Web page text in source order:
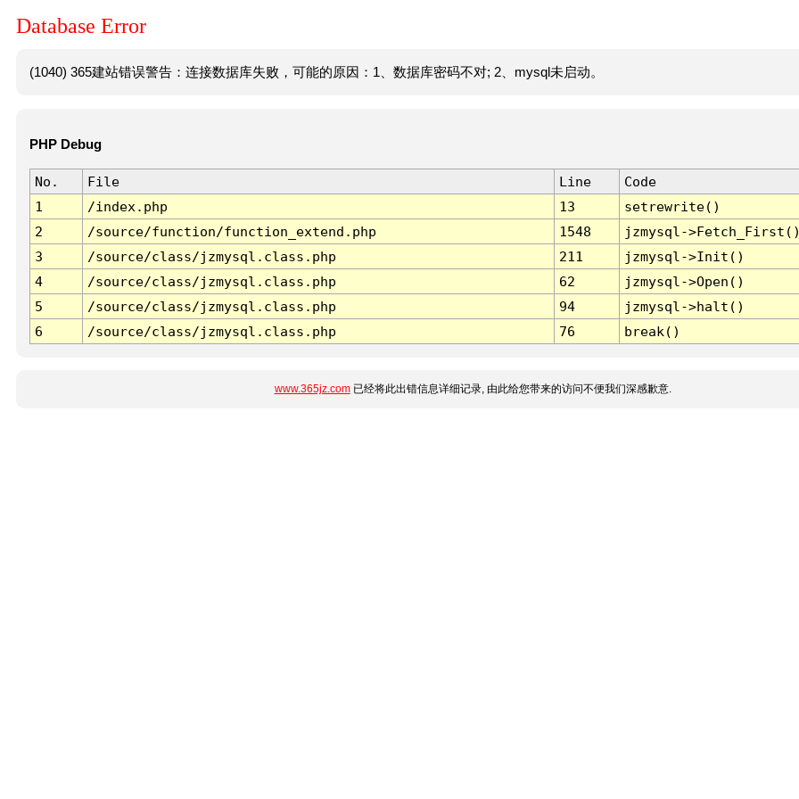
Database Error
(1040) 365建站错误警告：连接数据库失败，可能的原因：1、数据库密码不对; 2、mysql未启动。
PHP Debug
No. File Line
Code
1
/index.php 13
setrewrite()
2
/source/function/function_extend.php 1548
jzmysql-
3
/source/class/jzmysql.class.php 211
jzmysql->Init()
4
/source/class/jzmysql.class.php 62
jzmysql->Open()
5
/source/class/jzmysql.class.php 94
jzmysql->halt()
6
/source/class/jzmysql.class.php 76 break()
www.365jz.com已经将此出错信息详细记录, 由此给您带来的访问不便我们深感歉意.